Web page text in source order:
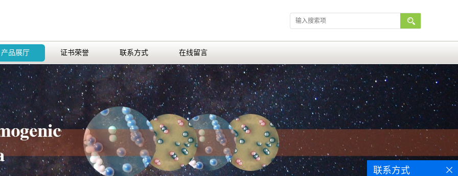
产品展厅 证书荣誉 联系方式 在线留言
联系方式